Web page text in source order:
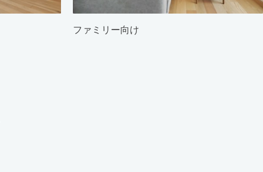
ファミリー向け